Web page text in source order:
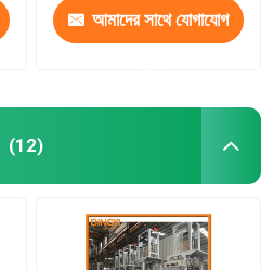
আমাদের সাথে যোগাযোগ
(12)